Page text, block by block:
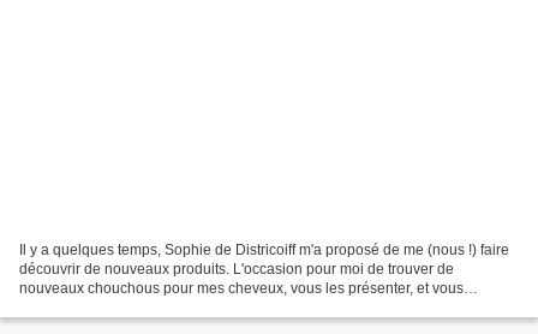
Il y a quelques temps, Sophie de Districoiff m'a proposé de me (nous !) faire
découvrir de nouveaux produits. L'occasion pour moi de trouver de
nouveaux chouchous pour mes cheveux, vous les présenter, et vous